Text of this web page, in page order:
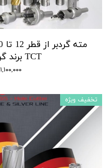
TCT برند گرولن آلمان
۱,۱۰۰,۰۰۰ تومان
تخفیف ویژه